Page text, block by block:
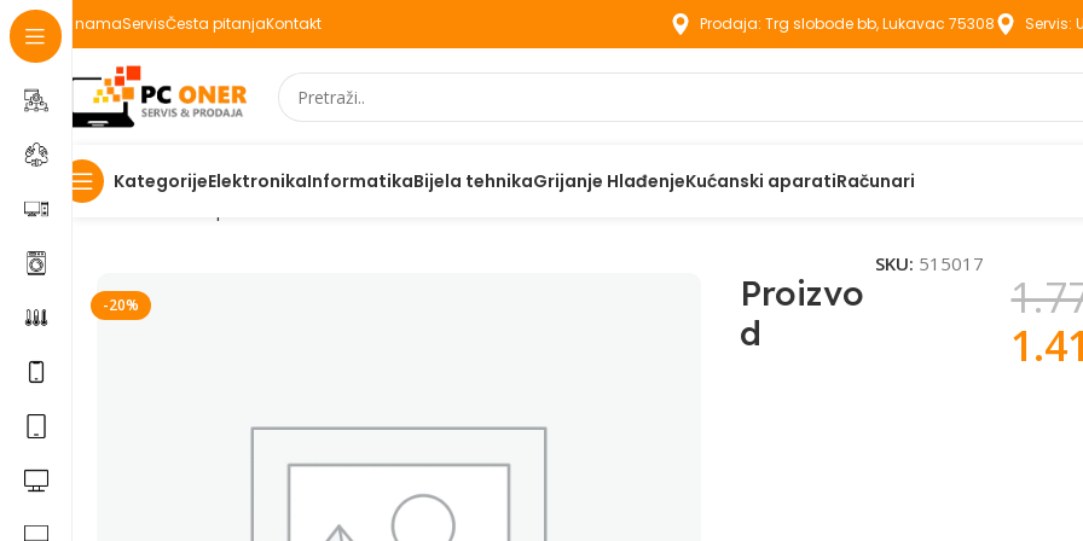
O namaServisČesta pitanjaKontakt Prodaja: Trg slobode bb, Lukavac 75308 Servis:
KategorijeElektronikaInformatikaBijela tehnikaGrijanje HlađenjeKućanski aparatiRačunari
Početna
-20%
Proizvo
d
SKU: 515017